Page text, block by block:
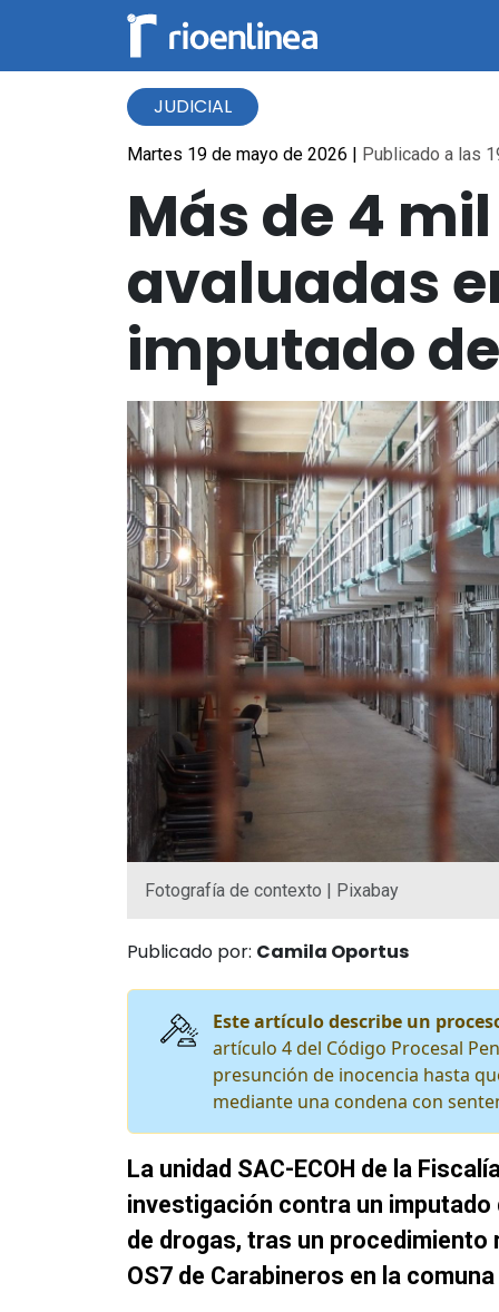
JUDICIAL
Martes 19 de mayo de 2026 | Publicado a las
Más de 4
avaluadas
imputado
Fotografía de contexto | Pixabay
Publicado por: Camila Oportus
Este artículo describe un
artículo 4 del Código Procesal
presunción de inocencia hasta
mediante una condena con
La unidad SAC-ECOH de la
investigación contra un
de drogas, tras un
OS7 de Carabineros en la